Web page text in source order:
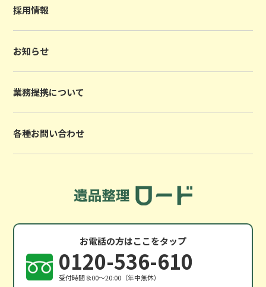
採用情報
お知らせ
業務提携について
各種お問い合わせ
お電話の方はここをタップ
0120-536-610
受付時間 8:00〜20:00（年中無休）